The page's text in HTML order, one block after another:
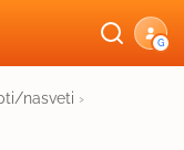
G
nasveti ›